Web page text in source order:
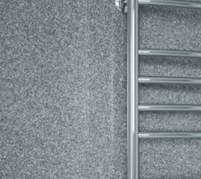
Недорогие электрические
Поворотные
Квадратные и прямоугольные
Узкие
Белые
Черные
Бронзовые
Золотые
Латунные